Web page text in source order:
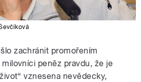
zachránit promořením
peněz pravdu, že je
vznesena nevědecky,